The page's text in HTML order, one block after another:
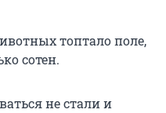
топтало поле,
сотен.
не стали и